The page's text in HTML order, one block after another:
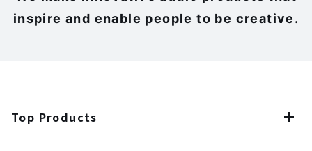
inspire and enable people to be creative.
Top Products